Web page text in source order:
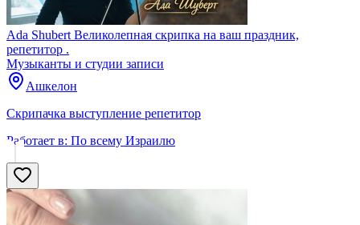
Ada Shubert Великолепная скрипка на ваш праздник,
репетитор .
Музыканты и студии записи
Ашкелон
Скрипачка выступление репетитор
Работает в: По всему Израилю